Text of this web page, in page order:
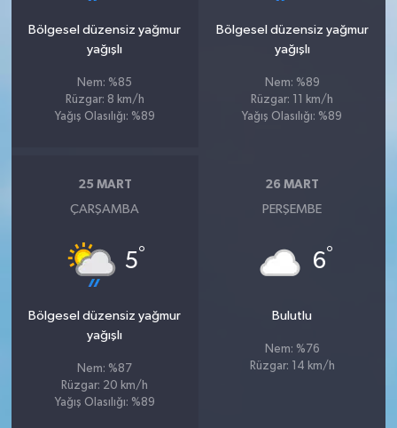
Bölgesel düzensiz yağmur
yağışlı
Nem: %85
Rüzgar: 8 km/h
Yağış Olasılığı: %89
Bölgesel düzensiz yağmur
yağışlı
Nem: %89
Rüzgar: 11 km/h
Yağış Olasılığı: %89
25 MART
ÇARŞAMBA
5°
Bölgesel düzensiz yağmur
yağışlı
Nem: %87
Rüzgar: 20 km/h
Yağış Olasılığı: %89
26 MART
PERŞEMBE
6°
Bulutlu
Nem: %76
Rüzgar: 14 km/h